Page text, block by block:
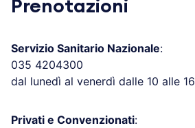
Prenotazioni
Servizio Sanitario Nazionale:
035 4204300
dal lunedì al venerdì dalle 10 alle 16
Privati e Convenzionati: